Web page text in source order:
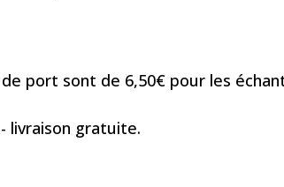
port sont de 6,50€ pour les
livraison gratuite.